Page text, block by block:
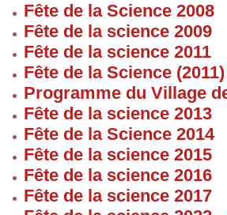
Fête de la Science 2008
Fête de la science 2009
Fête de la science 2011
Fête de la Science (2011)
Programme du Village
Fête de la science 2013
Fête de la Science 2014
Fête de la science 2015
Fête de la science 2016
Fête de la science 2017